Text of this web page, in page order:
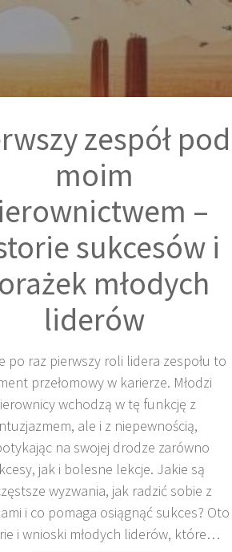
zespół pod
moim
–
sukcesów i
młodych
liderów
po raz pierwszy roli lidera zespołu to
przełomowy w karierze. Młodzi
wchodzą w tę funkcję z
ale i z niepewnością,
na swojej drodze zarówno
jak i bolesne lekcje. Jakie są
wyzwania, jak radzić sobie z
i co pomaga osiągnąć sukces? Oto
i wnioski młodych liderów, które…